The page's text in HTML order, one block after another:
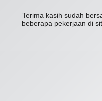
Terima kasih sudah
beberapa pekerjaan di